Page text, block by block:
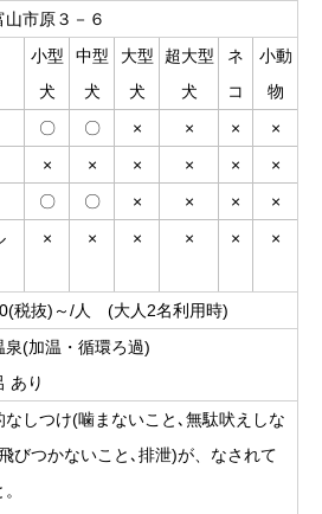
山市原３－６
小型
犬
中型
犬
大型
犬
超大型
犬
ネ
コ
小動
物
〇 〇 × × ×
×
× × × × ×
×
〇 〇 × × ×
×
× × × × × ×
税抜)～/人 (大人2名利用時)
泉(加温・循環ろ過)
あり
なしつけ(噛まないこと､無駄吠えしな
びつかないこと､排泄)が、なされて